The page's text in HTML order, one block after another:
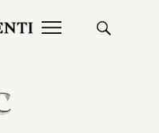
27 LUG 2026